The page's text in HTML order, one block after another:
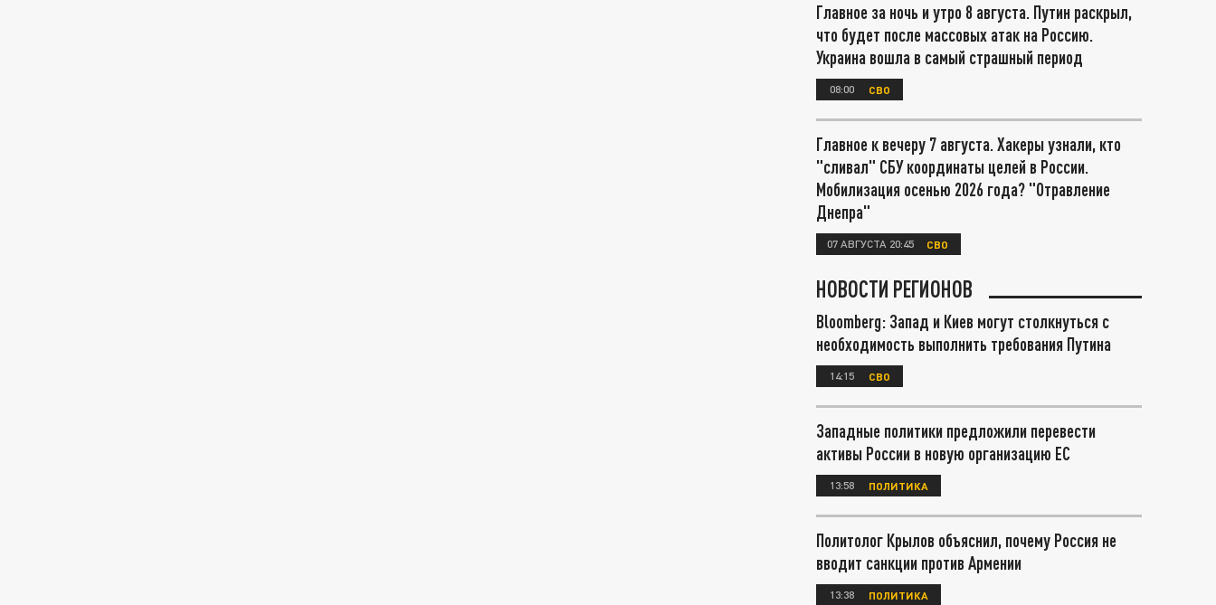
Главное за ночь и утро 8 августа. Путин раскрыл,
что будет после массовых атак на Россию.
Украина вошла в самый страшный период
08:00 СВО
Главное к вечеру 7 августа. Хакеры узнали, кто
"сливал" СБУ координаты целей в России.
Мобилизация осенью 2026 года? "Отравление
Днепра"
07 АВГУСТА 20:45 СВО
НОВОСТИ РЕГИОНОВ
Bloomberg: Запад и Киев могут столкнуться с
необходимость выполнить требования Путина
14:15 СВО
Западные политики предложили перевести
активы России в новую организацию ЕС
13:58 ПОЛИТИКА
Политолог Крылов объяснил, почему Россия не
вводит санкции против Армении
13:38 ПОЛИТИКА